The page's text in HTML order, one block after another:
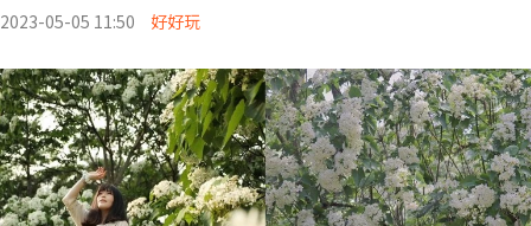
2023-05-05 11:50 好好玩